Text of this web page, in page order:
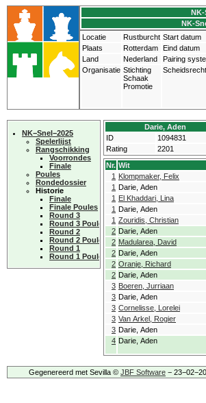
NK-
NK-
Locatie
Rustburcht Start datum
Plaats
Rotterdam Eind datum
Land
Nederland Pairing
Organisatie Stichting
Schaak
Promotie
NK−Snel−2025
Spelerlijst
Rangschikking
Voorrondes
Finale
Poules
Rondedossier
Historie
Finale
Finale Poules
Round 3
Round 3 Poules
Round 2
Round 2 Poules
Round 1
Round 1 Poules
Darie, Aden
ID
1094831
Rating
2201
Nr. Wit
1 Klompmaker, Felix
1 Darie, Aden
1 El Khaddari, Lina
1 Darie, Aden
1 Zouridis, Christian
2 Darie, Aden
2 Madularea, David
2 Darie, Aden
2 Oranje, Richard
2 Darie, Aden
3 Boeren, Jurriaan
3 Darie, Aden
3 Cornelisse, Lorelei
3 Van Arkel, Rogier
3 Darie, Aden
4 Darie, Aden
Gegenereerd met Sevilla © JBF Software −